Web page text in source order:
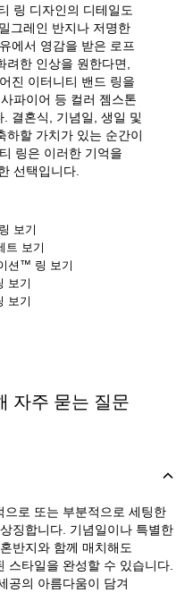
링 디자인의 디테일도
그레인 반지나 저명한
에서 영감을 받은 로프
한 인상을 원한다면,
진 이터니티 밴드 링을
파이어 등 컬러 젬스톤
결혼식, 기념일, 생일 및
하할 가치가 있는 순간이
링은 이러한 기억을
선택입니다.
보기
트 보기
션™ 링 보기
보기
보기
자주 묻는 질문
로 또는 부분적으로 세팅한
징합니다. 기념일이나 특별한
반지와 함께 매치해도
스타일을 완성할 수 있습니다.
공의 아름다움이 담겨